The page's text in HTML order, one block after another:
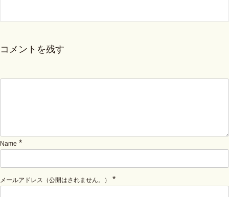
コメントを残す
Name *
メールアドレス（公開はされません。） *